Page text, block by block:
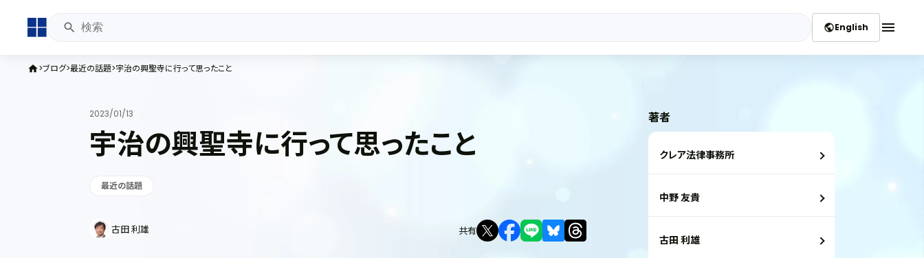
publicEnglish menu
home ブログ 最近の話題 宇治の興聖寺に行って思ったこと
2023/01/13
宇治の興聖寺に行って思ったこと
最近の話題
古田 利雄 共有
著者
クレア法律事務所
中野 友貴
古田 利雄